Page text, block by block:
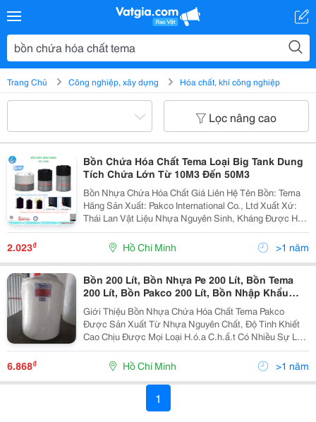
Trang Chủ Công nghiệp, xây dựng Hóa chất, khí công nghiệp
Lọc nâng cao
Bồn Chứa Hóa Chất Tema Loại Big Tank Dung
Tích Chứa Lớn Từ 10M3 Đến 50M3
Bồn Nhựa Chứa Hóa Chất Giá Liên Hệ Tên Bồn: Tema
Hãng Sản Xuất: Pakco International Co., Ltd Xuất Xứ:
Thái Lan Vật Liệu Nhựa Nguyên Sinh, Kháng Được Hóa
Chất, Sử Dụng Được Trong Thực Phẩm Và Dược Phẩm
( Chuẩn Fda Mỹ) &Ndash; Hù Hợp Nhiều...
2.023₫ Hồ Chí Minh >1 năm
Bồn 200 Lít, Bồn Nhựa Pe 200 Lít, Bồn Tema
200 Lít, Bồn Pakco 200 Lít, Bồn Nhập Khẩu
Thái Lan 200 Lít
Giới Thiệu Bồn Nhựa Chứa Hóa Chất Tema Pakco
Được Sản Xuất Từ Nhựa Nguyên Chất, Độ Tinh Khiết
Cao Chịu Được Mọi Loại H.ó.a C.h.ấ.t Có Nhiều Sự Lựa
Chọn Cho Ứng Dụng Của Quý Khách, Mẫu Mã Đẹp Đa
Dạng. Bồn Chứa Hóa Chất Tema Pakco Từ 200 Lít ...
6.868₫ Hồ Chí Minh >1 năm
1